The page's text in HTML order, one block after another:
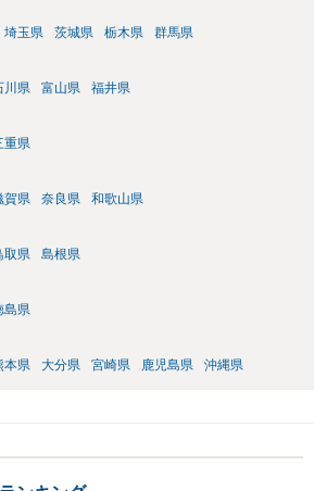
埼玉県 茨城県 栃木県 群馬県
川県 富山県 福井県
重県
賀県 奈良県 和歌山県
取県 島根県
島県
本県 大分県 宮崎県 鹿児島県 沖縄県